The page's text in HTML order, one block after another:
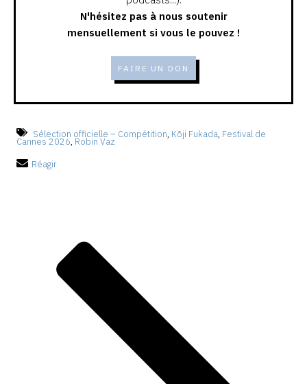
N'hésitez pas à nous soutenir
mensuellement si vous le pouvez !
FAIRE UN DON
Sélection officielle – Compétition Kōji Fukada Festival de
Cannes 2026, Robin Vaz
Réagir